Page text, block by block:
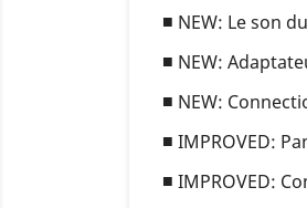
■ NEW: Le son
■ NEW:
■ NEW:
■ IMPROVED:
■ IMPROVED: